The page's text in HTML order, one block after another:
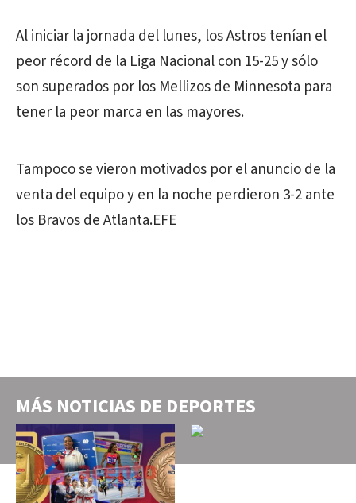
Al iniciar la jornada del lunes, los Astros tenían el
peor récord de la Liga Nacional con 15-25 y sólo
son superados por los Mellizos de Minnesota para
tener la peor marca en las mayores.
Tampoco se vieron motivados por el anuncio de la
venta del equipo y en la noche perdieron 3-2 ante
los Bravos de Atlanta.EFE
MÁS NOTICIAS DE DEPORTES